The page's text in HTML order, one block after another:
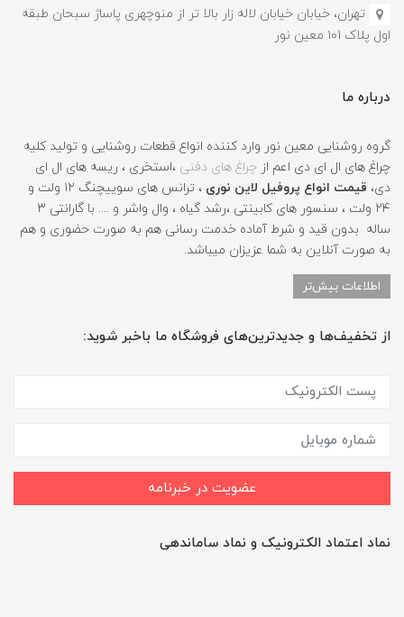
تهران، خیابان خیابان لاله زار بالا تر از منوچهری پاساژ سبحان طبقه
اول پلاک ۱۰1 معین نور
درباره ما
گروه روشنایی معین نور وارد کننده انواع قطعات روشنایی و تولید کلیه
چراغ های ال ای دی اعم از چراغ های دفنی ،استخری ، ریسه های ال ای
دی، قیمت انواع پروفیل لاین نوری
، ترانس های سوییچنگ ۱۲ ولت و
۲۴ ولت ، سنسور های کابینتی ،رشد گیاه ، وال واشر و .... با گارانتی ۳
ساله بدون قید و شرط آماده خدمت رسانی هم به صورت حضوری و هم
به صورت آنلاین به شما عزیزان میباشد.
اطلاعات بیش‌تر
از تخفیف‌ها و جدیدترین‌های فروشگاه ما باخبر شوید:
عضویت در خبرنامه
نماد اعتماد الکترونیک و نماد ساماندهی